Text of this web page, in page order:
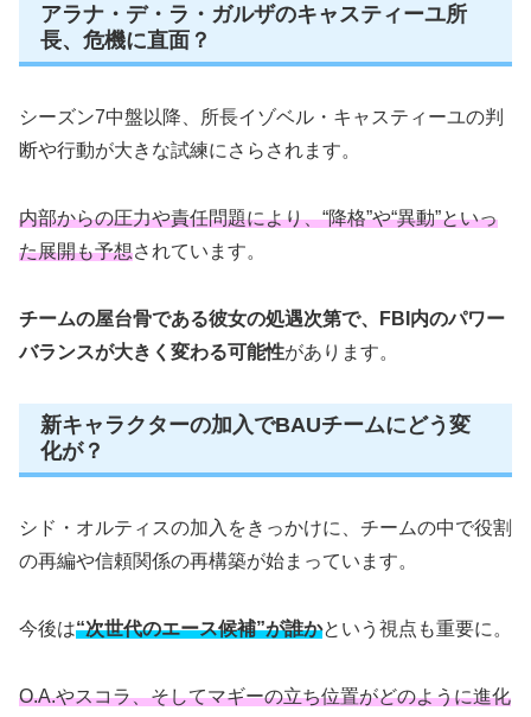
アラナ・デ・ラ・ガルザのキャスティーユ所
長、危機に直面？
シーズン7中盤以降、所長イゾベル・キャスティーユの判
断や行動が大きな試練にさらされます。
内部からの圧力や責任問題により、“降格”や“異動”といっ
た展開も予想されています。
チームの屋台骨である彼女の処遇次第で、FBI内のパワー
バランスが大きく変わる可能性があります。
新キャラクターの加入でBAUチームにどう変
化が？
シド・オルティスの加入をきっかけに、チームの中で役割
の再編や信頼関係の再構築が始まっています。
今後は“次世代のエース候補”が誰かという視点も重要に。
O.A.やスコラ、そしてマギーの立ち位置がどのように進化